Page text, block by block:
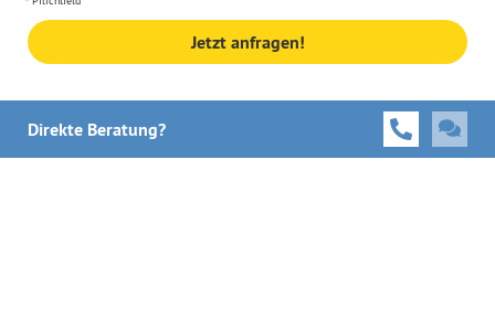
Jetzt anfragen!
Direkte Beratung?